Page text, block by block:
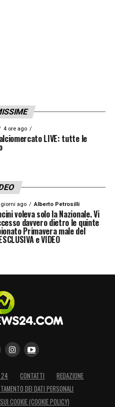
4 ore ago
LIVE: tutte le
ago Alberto Petrosilli
voleva solo la Nazionale. Vi
davvero dietro le quinte
Primavera male del
e VIDEO
24 CONTATTI
REDAZIONE
DEI DATI PERSONALI
COOKIE (COOKIE POLICY)